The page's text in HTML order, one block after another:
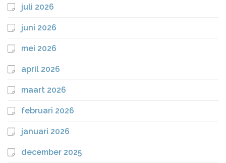
juli 2026
juni 2026
mei 2026
april 2026
maart 2026
februari 2026
januari 2026
december 2025